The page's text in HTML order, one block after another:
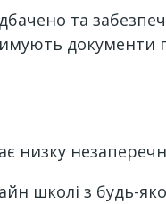
та
документи
низку
школі з будь-